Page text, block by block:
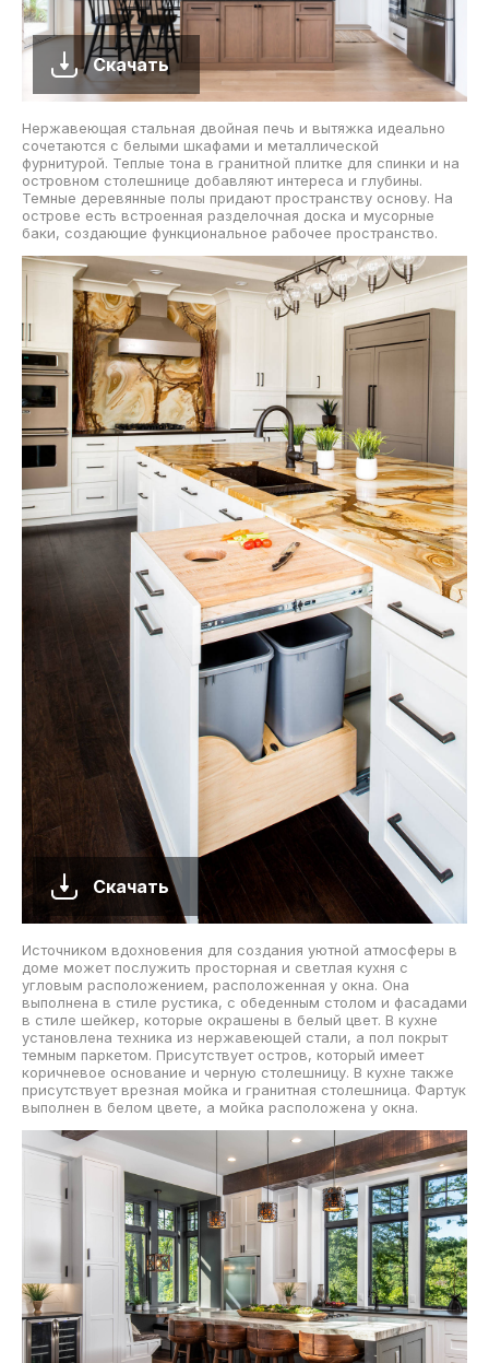
Скачать
Нержавеющая стальная двойная печь и вытяжка идеально
сочетаются с белыми шкафами и металлической
фурнитурой. Теплые тона в гранитной плитке для спинки и на
островном столешнице добавляют интереса и глубины.
Темные деревянные полы придают пространству основу. На
острове есть встроенная разделочная доска и мусорные
баки, создающие функциональное рабочее пространство.
Скачать
Источником вдохновения для создания уютной атмосферы в
доме может послужить просторная и светлая кухня с
угловым расположением, расположенная у окна. Она
выполнена в стиле рустика, с обеденным столом и фасадами
в стиле шейкер, которые окрашены в белый цвет. В кухне
установлена техника из нержавеющей стали, а пол покрыт
темным паркетом. Присутствует остров, который имеет
коричневое основание и черную столешницу. В кухне также
присутствует врезная мойка и гранитная столешница. Фартук
выполнен в белом цвете, а мойка расположена у окна.